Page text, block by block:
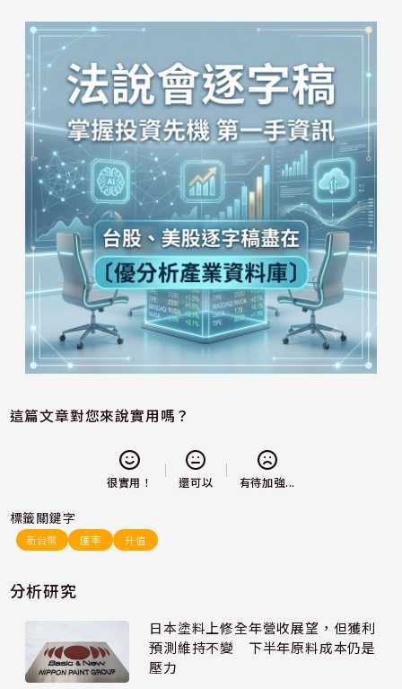
這篇文章對您來說實用嗎？
很實用！ 還可以 有待加強...
標籤關鍵字
新台幣 匯率 升值
分析研究
日本塗料上修全年營收展望，但獲利
預測維持不變 下半年原料成本仍是
壓力